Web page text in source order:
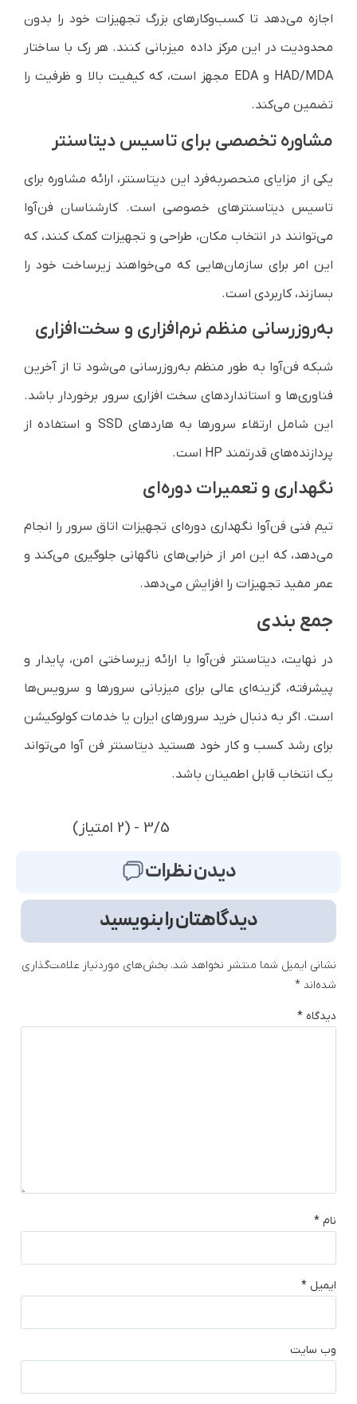
اجازه می‌دهد تا کسب‌وکارهای بزرگ تجهیزات خود را بدون
محدودیت در این مرکز داده میزبانی کنند. هر رک با ساختار
HAD/MDA و EDA مجهز است، که کیفیت بالا و ظرفیت را
تضمین می‌کند.
مشاوره تخصصی برای تاسیس دیتاسنتر
یکی از مزایای منحصربه‌فرد این دیتاسنتر، ارائه مشاوره برای
تاسیس دیتاسنترهای خصوصی است. کارشناسان فن‌آوا
می‌توانند در انتخاب مکان، طراحی و تجهیزات کمک کنند، که
این امر برای سازمان‌هایی که می‌خواهند زیرساخت خود را
بسازند، کاربردی است.
به‌روزرسانی منظم نرم‌افزاری و سخت‌افزاری
شبکه فن‌آوا به طور منظم به‌روزرسانی می‌شود تا از آخرین
فناوری‌ها و استانداردهای سخت افزاری سرور برخوردار باشد.
این شامل ارتقاء سرورها به هاردهای SSD و استفاده از
پردازنده‌های قدرتمند HP است.
نگهداری و تعمیرات دوره‌ای
تیم فنی فن‌آوا نگهداری دوره‌ای تجهیزات اتاق سرور را انجام
می‌دهد، که این امر از خرابی‌های ناگهانی جلوگیری می‌کند و
عمر مفید تجهیزات را افزایش می‌دهد.
جمع بندی
در نهایت، دیتاسنتر فن‌آوا با ارائه زیرساختی امن، پایدار و
پیشرفته، گزینه‌ای عالی برای میزبانی سرورها و سرویس‌ها
است. اگر به دنبال خرید سرورهای ایران یا خدمات کولوکیشن
برای رشد کسب و کار خود هستید دیتاسنتر فن آوا می‌تواند
یک انتخاب قابل اطمینان باشد.
3/5 - (2 امتیاز)
دیدن نظرات
دیدگاهتان را بنویسید
نشانی ایمیل شما منتشر نخواهد شد. بخش‌های موردنیاز علامت‌گذاری
شده‌اند *
دیدگاه *
نام *
ایمیل *
وب‌ سایت